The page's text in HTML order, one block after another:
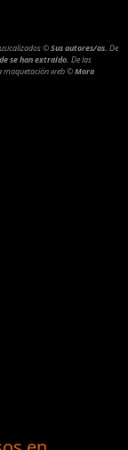
©Sus autores/as. De
se han extraído. De las
maquetación web©Mora